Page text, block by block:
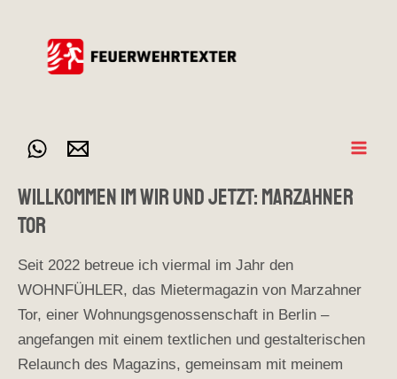
springen
Willkommen im wir und jetzt: Marzahner
Tor
Seit 2022 betreue ich viermal im Jahr den
WOHNFÜHLER, das Mietermagazin von Marzahner
Tor, einer Wohnungsgenossenschaft in Berlin –
angefangen mit einem textlichen und gestalterischen
Relaunch des Magazins, gemeinsam mit meinem